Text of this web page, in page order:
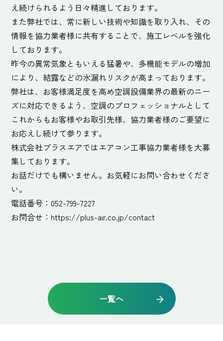
え続けられるよう日々精進しております。
また弊社では、常に新しい技術や知識を取り入れ、その
情報を協力業者様に共有することで、施工レベルを強化
しております。
昨今の異常気象ともいえる猛暑や、多機能モデルの増加
により、結露などの水漏れリスクが高まっております。
弊社は、お客様満足度を高め空調設備業界の最新のニー
ズに対応できるよう、空調のプロフェッショナルとして
これからもお客様やお取引先様、協力業者様のご要望に
お応えし続けて参ります。
株式会社プラスエアではエアコン工事協力業者様を大募
集しております。
お話だけでも構いません。お気軽にお問い合わせくださ
い。
電話番号：052-799-7227
お問合せ： https://plus-air.co.jp/contact
一覧へ